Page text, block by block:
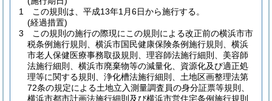
1
この規則は、平成13年1月6日から施行する。
(経過措置)
3
この規則の施行の際現にこの規則による改正前の横浜市市
税条例施行規則、横浜市国民健康保険条例施行規則、横浜
市老人保健医療事務取扱規則、理容師法施行細則、美容師
法施行細則、横浜市廃棄物等の減量化、資源化及び適正処
理等に関する規則、浄化槽法施行細則、土地区画整理法第
72条の規定による土地立入測量調査員の身分証票等規則、
横浜市都市計画法施行細則及び横浜市営住宅条例施行規則